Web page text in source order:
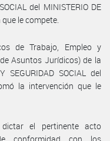
del MINISTERIO DE
le compete.
de Trabajo, Empleo y
Asuntos Jurídicos) de la
SEGURIDAD SOCIAL del
la intervención que le
el pertinente acto
conformidad con los